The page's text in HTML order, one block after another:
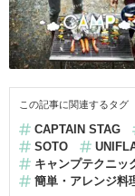
この記事に関連するタグ
CAPTAIN STAG
SOTO
キャンプテクニッ
簡単・アレンジ料